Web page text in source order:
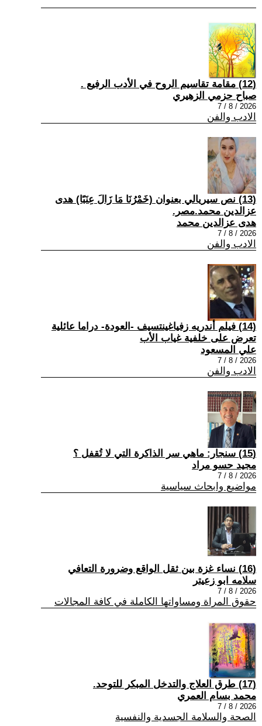
(12) مقامة تقاسيم الروح في الأدب الرفيع .
صباح حزمي الزهيري
2026 / 8 / 7
الادب والفن
(13) نص سيريالي بعنوان (خَمْرُنَا مَا زَالَ عِنَبًا) هدى
عزالدين محمد.مصر.
هدى عزالدين محمد
2026 / 8 / 7
الادب والفن
(14) فيلم أندريه زفياغينتسيف -العودة- دراما عائلية
تعرض على خلفية غياب الأب
علي المسعود
2026 / 8 / 7
الادب والفن
(15) سنجار: ماهي سر الذاكرة التي لا تُقفل ؟
مجيد حسو مراد
2026 / 8 / 7
مواضيع وابحاث سياسية
(16) نساء غزة بين ثقل الواقع وضرورة التعافي
سلامه ابو زعيتر
2026 / 8 / 7
حقوق المراة ومساواتها الكاملة في كافة المجالات
(17) طرق العلاج والتدخل المبكر للتوحد.
محمد بسام العمري
2026 / 8 / 7
الصحة والسلامة الجسدية والنفسية